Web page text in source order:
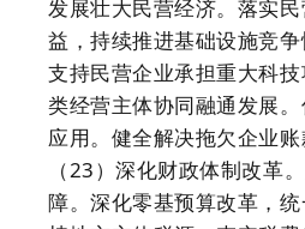
发展壮大民营经济。落实
益，持续推进基础设施竞
支持民营企业承担重大科
类经营主体协同融通发展
应用。健全解决拖欠企业
（23）深化财政体制改革
障。深化零基预算改革，